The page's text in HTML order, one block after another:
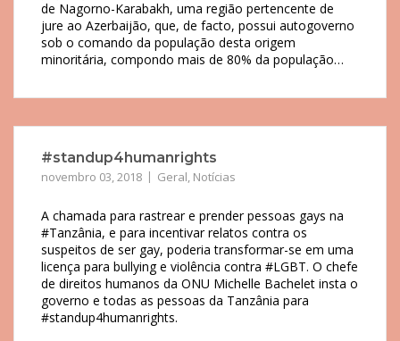
de Nagorno-Karabakh, uma região pertencente de
jure ao Azerbaijão, que, de facto, possui autogoverno
sob o comando da população desta origem
minoritária, compondo mais de 80% da população…
#standup4humanrights
novembro 03, 2018 Geral, Notícias
A chamada para rastrear e prender pessoas gays na
#Tanzânia, e para incentivar relatos contra os
suspeitos de ser gay, poderia transformar-se em uma
licença para bullying e violência contra #LGBT. O chefe
de direitos humanos da ONU Michelle Bachelet insta o
governo e todas as pessoas da Tanzânia para
#standup4humanrights.